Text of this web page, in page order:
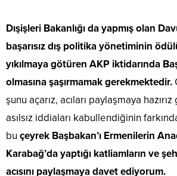
Dışişleri Bakanlığı da yapmış olan
başarısız dış politika yönetiminin
yıkılmaya götüren AKP iktidarında
olmasına şaşırmamak gerekmektedir.
şunu açarız, acıları paylaşmaya
asılsız iddiaları kabullendiğinin
bu çeyrek Başbakan’ı Ermenilerin
Karabağ’da yaptığı katliamların ve
acısını paylaşmaya davet ediyorum.